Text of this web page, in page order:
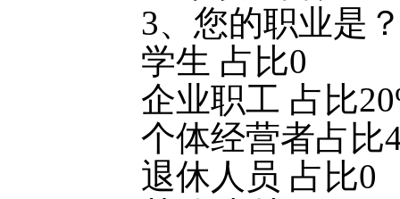
3、您的职业是
学生 占比0
企业职工 占比
个体经营者占比
退休人员 占比0